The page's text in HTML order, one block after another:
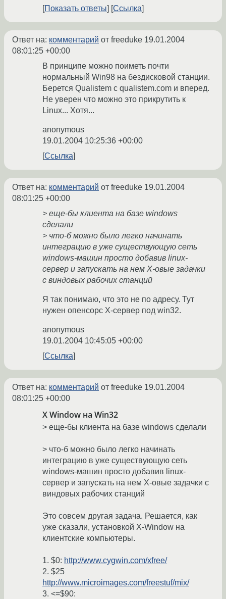
Показать ответы
Ссылка
Ответ на: комментарий от freeduke 19.01.2004
08:01:25 +00:00
В принципе можно поиметь почти
нормальный Win98 на бездисковой станции.
Берется Qualistem с qualistem.com и вперед.
Не уверен что можно это прикрутить к
Linux... Хотя...
anonymous
19.01.2004 10:25:36 +00:00
Ссылка
Ответ на: комментарий от freeduke 19.01.2004
08:01:25 +00:00
> еще-бы клиента на базе windows
сделали
> что-б можно было легко начинать
интеграцию в уже существующую сеть
windows-машин просто добавив linux-
сервер и запускать на нем X-овые задачки
с виндовых рабочих станций
Я так понимаю, что это не по адресу. Тут
нужен опенсорс X-сервер под win32.
anonymous
19.01.2004 10:45:05 +00:00
Ссылка
Ответ на: комментарий от freeduke 19.01.2004
08:01:25 +00:00
X Window на Win32
> еще-бы клиента на базе windows сделали
> что-б можно было легко начинать
интеграцию в уже существующую сеть
windows-машин просто добавив linux-
сервер и запускать на нем X-овые задачки с
виндовых рабочих станций
Это совсем другая задача. Решается, как
уже сказали, установкой X-Window на
клиентские компьютеры.
1. $0: http://www.cygwin.com/xfree/
2. $25
http://www.microimages.com/freestuf/mix/
3. <=$90: